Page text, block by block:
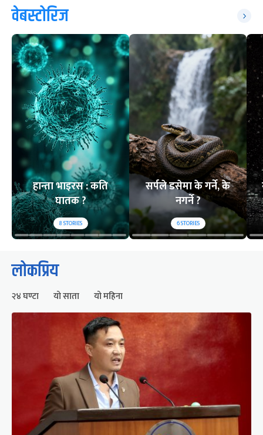
वेबस्टोरिज
हान्ता भाइरस : कति
घातक ?
8STORIES
सर्पले डसेमा के गर्ने, के
नगर्ने ?
6STORIES
लोकप्रिय
२४ घण्टा यो साता यो महिना